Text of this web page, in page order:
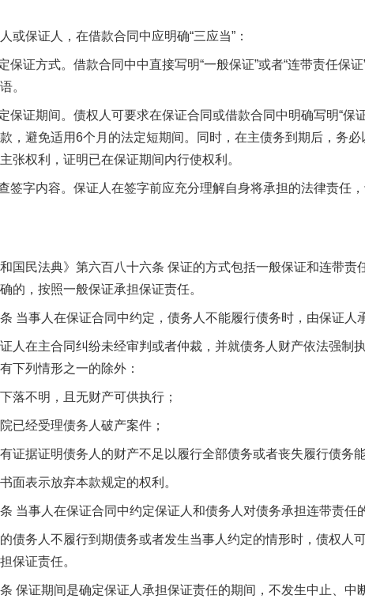
保证人，在借款合同中应明确“三应当”：
方式。借款合同中中直接写明“一般保证”或者“连带责任保证”
。
证期间。债权人可要求在保证合同或借款合同中明确写明“保
，避免适用6个月的法定短期间。同时，在主债务到期后，务必
张权利，证明已在保证期间内行使权利。
字内容。保证人在签字前应充分理解自身将承担的法律责任
民法典》第六百八十六条 保证的方式包括一般保证和连带责
的，按照一般保证承担保证责任。
事人在保证合同中约定，债务人不能履行债务时，由保证人
在主合同纠纷未经审判或者仲裁，并就债务人财产依法强制
下列情形之一的除外：
不明，且无财产可供执行；
经受理债务人破产案件；
据证明债务人的财产不足以履行全部债务或者丧失履行债务能
表示放弃本款规定的权利。
事人在保证合同中约定保证人和债务人对债务承担连带责任
务人不履行到期债务或者发生当事人约定的情形时，债权人
保证责任。
证期间是确定保证人承担保证责任的期间，不发生中止、中